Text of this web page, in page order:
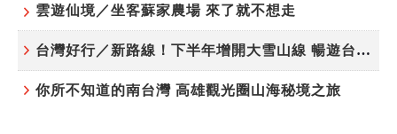
雲遊仙境／坐客蘇家農場 來了就不想走
台灣好行／新路線！下半年增開大雪山線 暢遊台中更便利
你所不知道的南台灣 高雄觀光圈山海秘境之旅